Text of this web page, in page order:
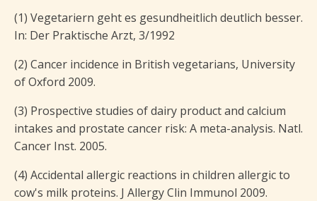
(1) Vegetariern geht es gesundheitlich deutlich besser.
In: Der Praktische Arzt, 3/1992
(2) Cancer incidence in British vegetarians, University
of Oxford 2009.
(3) Prospective studies of dairy product and calcium
intakes and prostate cancer risk: A meta-analysis. Natl.
Cancer Inst. 2005.
(4) Accidental allergic reactions in children allergic to
cow's milk proteins. J Allergy Clin Immunol 2009.